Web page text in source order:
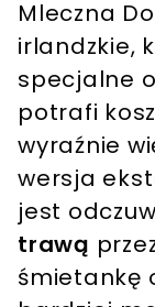
Mleczna
irlandzkie,
specjalne
potrafi
wyraźnie
wersja
jest
trawą
śmietankę